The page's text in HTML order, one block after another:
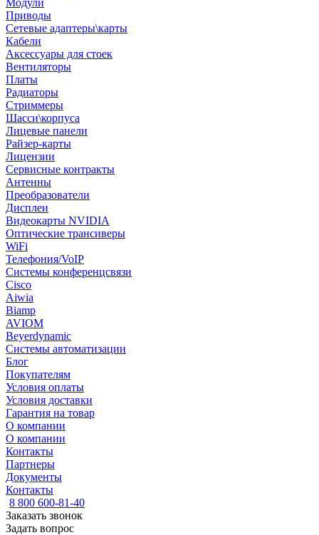
Модули
Приводы
Сетевые адаптеры\карты
Кабели
Аксессуары для стоек
Вентиляторы
Платы
Радиаторы
Стриммеры
Шасси\корпуса
Лицевые панели
Райзер-карты
Лицензии
Сервисные контракты
Антенны
Преобразователи
Дисплеи
Видеокарты NVIDIA
Оптические трансиверы
WiFi
Телефония/VoIP
Системы конференцсвязи
Cisco
Aiwia
Biamp
AVIOM
Beyerdynamic
Системы автоматизации
Блог
Покупателям
Условия оплаты
Условия доставки
Гарантия на товар
О компании
О компании
Контакты
Партнеры
Документы
Контакты
8 800 600-81-40
Заказать звонок
Задать вопрос